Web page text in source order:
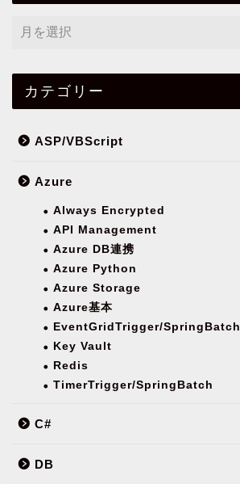
カテゴリー
ASP/VBScript
Azure
Always Encrypted
API Management
Azure DB連携
Azure Python
Azure Storage
Azure基本
EventGridTrigger/SpringBatch
Key Vault
Redis
TimerTrigger/SpringBatch
C#
DB